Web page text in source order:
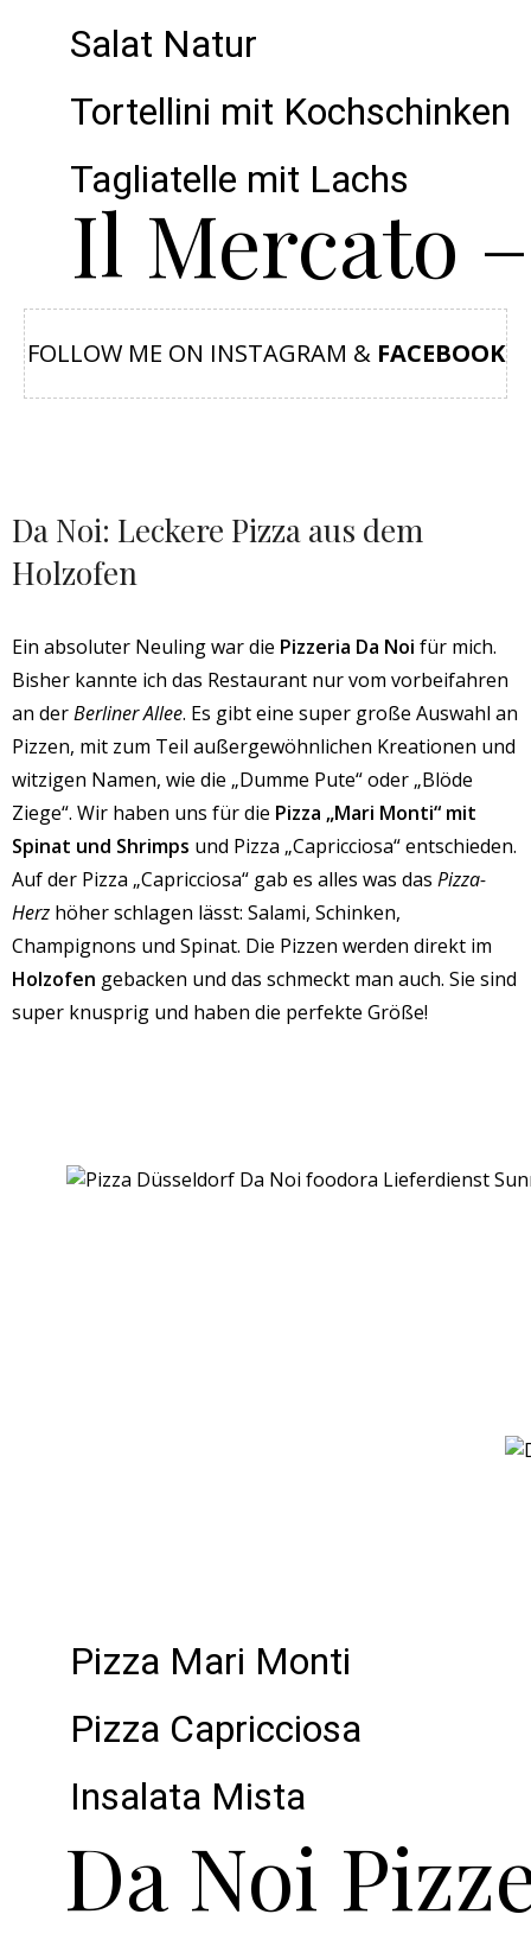
Il Mercato
Salat Natur
Tortellini mit Kochschinken
Tagliatelle mit Lachs
FOLLOW ME ON INSTAGRAM & FACEBOOK
Da Noi: Leckere Pizza aus dem
Holzofen
Ein absoluter Neuling war die Pizzeria Da Noi für mich.
Bisher kannte ich das Restaurant nur vom vorbeifahren
an derBerliner Allee. Es gibt eine super große Auswahl an
Pizzen, mit zum Teil außergewöhnlichen Kreationen und
witzigen Namen, wie die „Dumme Pute“ oder „Blöde
Ziege“. Wir haben uns für die Pizza „Mari Monti“ mit
Spinat und Shrimps und Pizza „Capricciosa“ entschieden.
Auf der Pizza „Capricciosa“ gab es alles was das Pizza-
Herz höher schlagen lässt: Salami, Schinken,
Champignons und Spinat. Die Pizzen werden direkt im
Holzofen gebacken und das schmeckt man auch. Sie sind
super knusprig und haben die perfekte Größe!
Da Noi
Pizza Mari Monti
Pizza Capricciosa
Insalata Mista